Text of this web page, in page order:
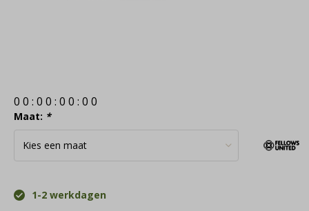
0 0 : 0 0 : 0 0 : 0 0
Maat: *
1-2 werkdagen